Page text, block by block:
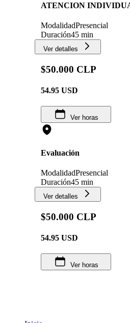
ATENCION
ModalidadPresencial
Duración45 min
Ver detalles
$50.000 CLP
54.95 USD
Ver horas
Evaluación
ModalidadPresencial
Duración45 min
Ver detalles
$50.000 CLP
54.95 USD
Ver horas